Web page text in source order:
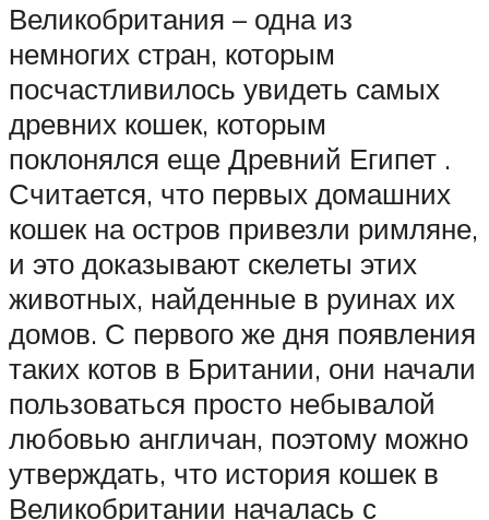
Великобритания – одна из
немногих стран, которым
посчастливилось увидеть самых
древних кошек, которым
поклонялся еще Древний Египет .
Считается, что первых домашних
кошек на остров привезли римляне,
и это доказывают скелеты этих
животных, найденные в руинах их
домов. С первого же дня появления
таких котов в Британии, они начали
пользоваться просто небывалой
любовью англичан, поэтому можно
утверждать, что история кошек в
Великобритании началась с